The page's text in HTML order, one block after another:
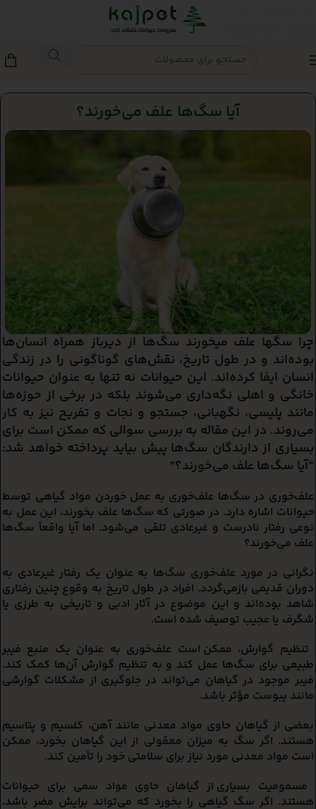
آیا سگ‌ها علف می‌خورند؟
چرا سگها علف میخورند سگ‌ها از دیرباز همراه انسان‌ها
بوده‌اند و در طول تاریخ، نقش‌های گوناگونی را در زندگی
انسان ایفا کرده‌اند. این حیوانات نه تنها به عنوان حیوانات
خانگی و اهلی نگه‌داری می‌شوند بلکه در برخی از حوزه‌ها
مانند پلیسی، نگهبانی، جستجو و نجات و تفریح نیز به کار
می‌روند. در این مقاله به بررسی سوالی که ممکن است برای
بسیاری از دارندگان سگ‌ها پیش بیاید پرداخته خواهد شد:
“آیا سگ‌ها علف می‌خورند؟”
علف‌خوری در سگ‌ها علف‌خوری به عمل خوردن مواد گیاهی توسط
حیوانات اشاره دارد. در صورتی که سگ‌ها علف بخورند، این عمل به
نوعی رفتار نادرست و غیرعادی تلقی می‌شود. اما آیا واقعاً سگ‌ها
علف می‌خورند؟
نگرانی در مورد علف‌خوری سگ‌ها به عنوان یک رفتار غیرعادی به
دوران قدیمی بازمی‌گردد. افراد در طول تاریخ به وقوع چنین رفتاری
شاهد بوده‌اند و این موضوع در آثار ادبی و تاریخی به طرزی یا
شگرف یا عجیب توصیف شده است.
تنظیم گوارش، ممکن است علف‌خوری به عنوان یک منبع فیبر
طبیعی برای سگ‌ها عمل کند و به تنظیم گوارش آن‌ها کمک کند.
فیبر موجود در گیاهان می‌تواند در جلوگیری از مشکلات گوارشی
مانند یبوست مؤثر باشد.
بعضی از گیاهان حاوی مواد معدنی مانند آهن، کلسیم و پتاسیم
هستند. اگر سگ به میزان معقولی از این گیاهان بخورد، ممکن
است مواد معدنی مورد نیاز برای سلامتی خود را تأمین کند.
مسمومیت بسیاری از گیاهان حاوی مواد سمی برای حیوانات
هستند. اگر سگ گیاهی را بخورد که می‌تواند برایش مضر باشد،